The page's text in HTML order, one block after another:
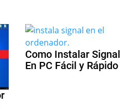
Como Instalar Signal
En PC Fácil y Rápido